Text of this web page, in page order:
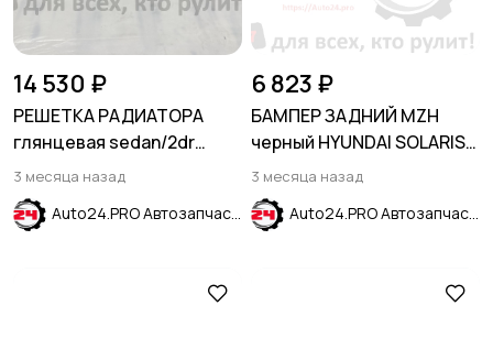
14 530 ₽
РЕШЕТКА РАДИАТОРА
глянцевая sedan/2dr
HONDA CIVIC X 2019-
3 месяца назад
Auto24.PRO Автозапчасти
6 823 ₽
БАМПЕР ЗАДНИЙ MZH
черный HYUNDAI SOLARIS
2020-2024
3 месяца назад
Auto24.PRO Автозапчасти